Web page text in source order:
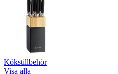
Kökstillbehör
Visa alla